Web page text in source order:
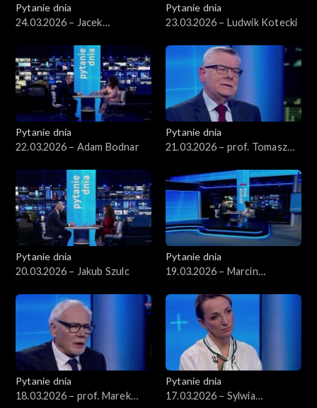
Pytanie dnia
24.03.2026 – Jacek
Pytanie dnia
23.03.2026 – Ludwik Kotecki
Pytanie dnia
22.03.2026 – Adam Bodnar
Pytanie dnia
21.03.2026 – prof. Tomasz
Pytanie dnia
20.03.2026 – Jakub Szulc
Pytanie dnia
19.03.2026 – Marcin
Pytanie dnia
18.03.2026 – prof. Marek
Pytanie dnia
17.03.2026 – Sylwia